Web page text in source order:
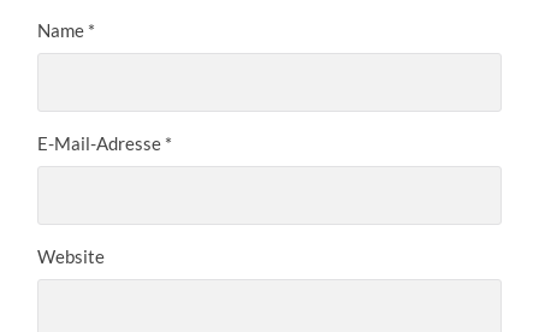
Name *
E-Mail-Adresse *
Website